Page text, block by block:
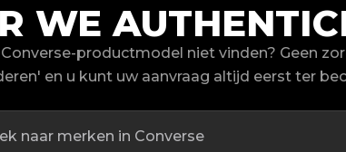
WE
productmodel niet vinden? Geen
en u kunt uw aanvraag altijd eerst ter